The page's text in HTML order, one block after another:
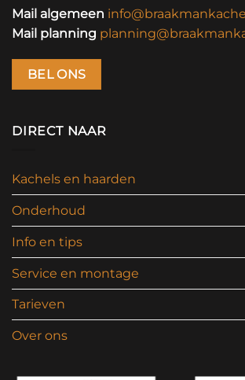
Mail algemeen
Mail planning
BEL ONS
DIRECT NAAR
Kachels en haarden
Onderhoud
Info en tips
Service en montage
Tarieven
Over ons